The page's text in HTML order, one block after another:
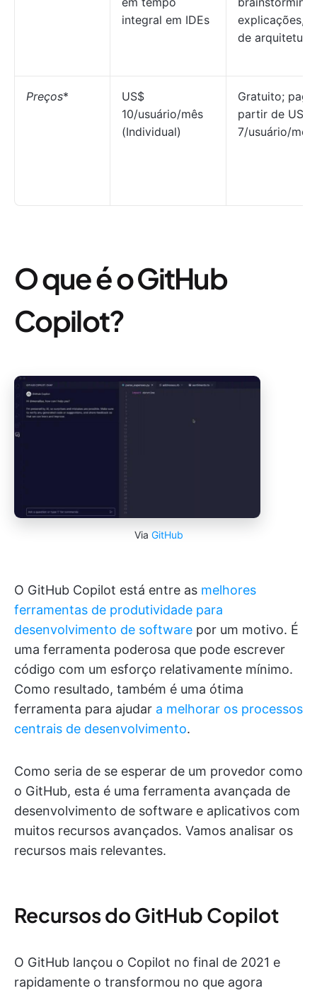
integral em IDEs
explicações,
de arquitetura
Preços*
US$
10/usuário/mês
(Individual)
Gratuito;
partir de US$
7/usuário/mês
O que é o GitHub
Copilot?
Via GitHub
O GitHub Copilot está entre as melhores
ferramentas de produtividade para
desenvolvimento de software por um motivo. É
uma ferramenta poderosa que pode escrever
código com um esforço relativamente mínimo.
Como resultado, também é uma ótima
ferramenta para ajudar a melhorar os processos
centrais de desenvolvimento.
Como seria de se esperar de um provedor como
o GitHub, esta é uma ferramenta avançada de
desenvolvimento de software e aplicativos com
muitos recursos avançados. Vamos analisar os
recursos mais relevantes.
Recursos do GitHub Copilot
O GitHub lançou o Copilot no final de 2021 e
rapidamente o transformou no que agora